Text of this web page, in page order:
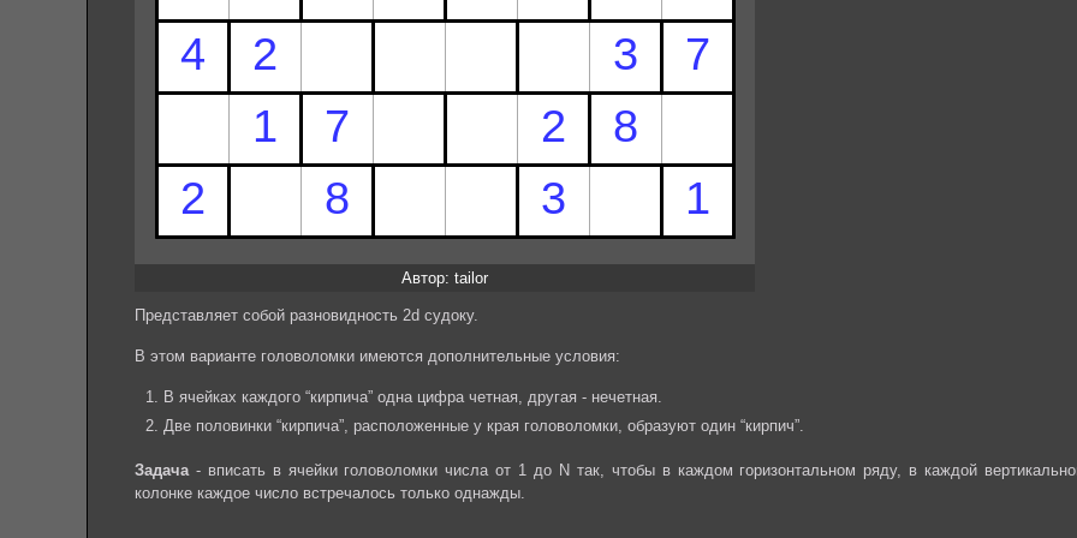
Автор: tailor
Представляет собой разновидность 2d судоку.
В этом варианте головоломки имеются дополнительные условия:
В ячейках каждого “кирпича” одна цифра четная, другая - нечетная.
Две половинки “кирпича”, расположенные у края головоломки, образуют один “кирпич”.
Задача- вписать в ячейки головоломки числа от 1 до N так, чтобы в каждом горизонтальном ряду, в каждой
колонке каждое число встречалось только однажды.